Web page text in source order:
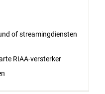
of streamingdiensten
RIAA-versterker